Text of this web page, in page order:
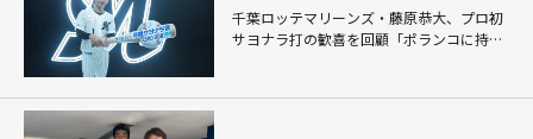
千葉ロッテマリーンズ・藤原恭大、プロ初
サヨナラ打の歓喜を回顧「ポランコに持ち